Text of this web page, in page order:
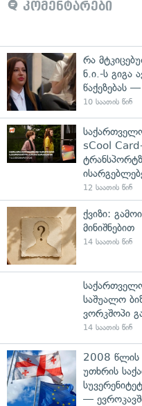
კომენტარები
რა
ნ.ი.-ს გიგა
წაქეზებას
10 საათის წინ
sCool
12 საათის წინ
ქვიზი:
მინიშნებით
14 საათის წინ
საშუალო
ვორკშოპი
14 საათის წინ
2008 წლის
უთხრის
—